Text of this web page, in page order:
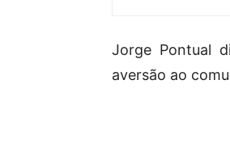
Jorge Pontual
aversão ao